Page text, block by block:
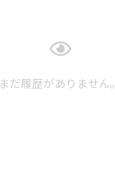
まだ履歴がありません。